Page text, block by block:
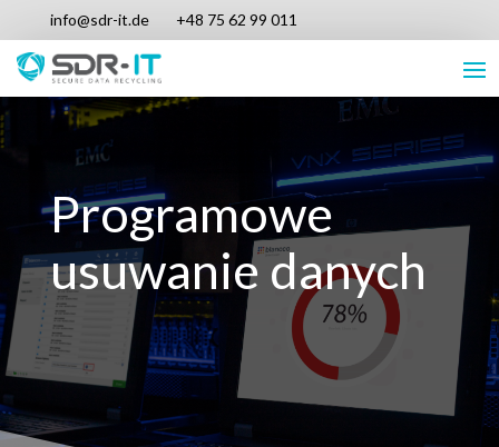
info@sdr-it.de +48 75 62 99 011
Programowe
usuwanie danych